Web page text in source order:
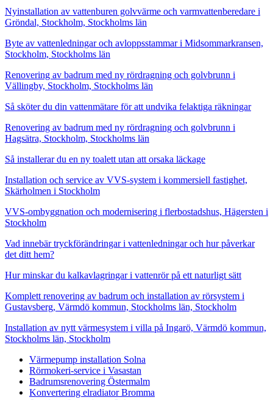
Nyinstallation av vattenburen golvvärme och varmvattenberedare i
Gröndal, Stockholm, Stockholms län
Byte av vattenledningar och avloppsstammar i Midsommarkransen,
Stockholm, Stockholms län
Renovering av badrum med ny rördragning och golvbrunn i
Vällingby, Stockholm, Stockholms län
Så sköter du din vattenmätare för att undvika felaktiga räkningar
Renovering av badrum med ny rördragning och golvbrunn i
Hagsätra, Stockholm, Stockholms län
Så installerar du en ny toalett utan att orsaka läckage
Installation och service av VVS-system i kommersiell fastighet,
Skärholmen i Stockholm
VVS-ombyggnation och modernisering i flerbostadshus, Hägersten i
Stockholm
Vad innebär tryckförändringar i vattenledningar och hur påverkar
det ditt hem?
Hur minskar du kalkavlagringar i vattenrör på ett naturligt sätt
Komplett renovering av badrum och installation av rörsystem i
Gustavsberg, Värmdö kommun, Stockholms län, Stockholm
Installation av nytt värmesystem i villa på Ingarö, Värmdö kommun,
Stockholms län, Stockholm
Värmepump installation Solna
Rörmokeri-service i Vasastan
Badrumsrenovering Östermalm
Konvertering elradiator Bromma